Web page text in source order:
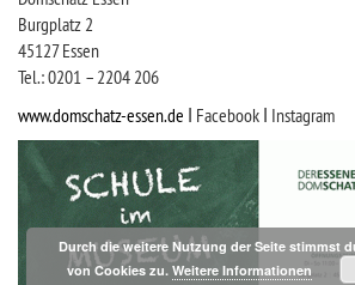
Burgplatz 2
45127 Essen
Tel.: 0201 – 2204 206
www.domschatz-essen.de ǀ Facebook ǀ Instagram
Durch die weitere Nutzung der Seite stimmst
von Cookies zu.Weitere Informationen